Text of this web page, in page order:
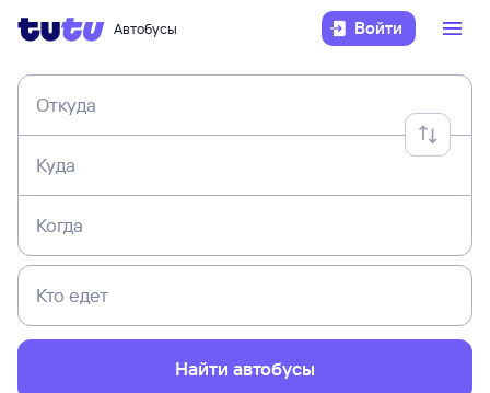
Автобусы Войти
Откуда
Куда
Когда
Кто едет
Найти автобусы